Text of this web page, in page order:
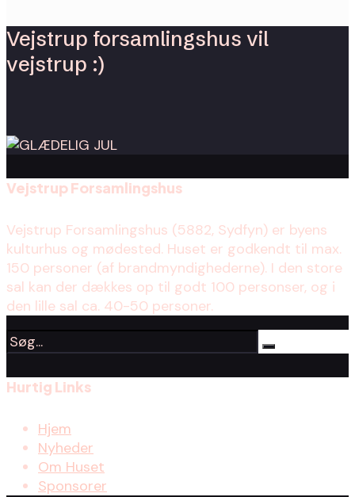
Vejstrup forsamlingshus vil
vejstrup :)
Vejstrup Forsamlingshus
Vejstrup Forsamlingshus (5882, Sydfyn) er byens
kulturhus og mødested. Huset er godkendt til max.
150 personer (af brandmyndighederne). I den store
sal kan der dækkes op til godt 100 personser, og i
den lille sal ca. 40-50 personer.
Hurtig Links
Hjem
Nyheder
Om Huset
Sponsorer